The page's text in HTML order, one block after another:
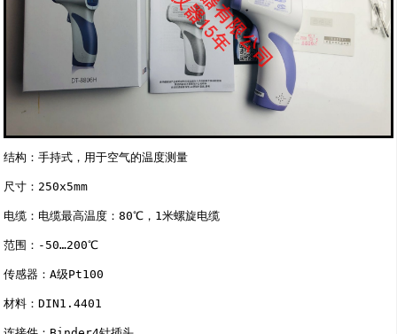
结构：手持式，用于空气的温度测量
尺寸：250x5mm
电缆：电缆最高温度：80℃，1米螺旋电缆
范围：-50…200℃
传感器：A级Pt100
材料：DIN1.4401